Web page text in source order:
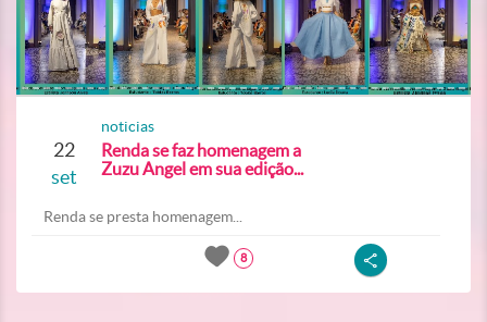
22
set
noticias
Renda se faz homenagem a
Zuzu Angel em sua edição...
Renda se presta homenagem...
8